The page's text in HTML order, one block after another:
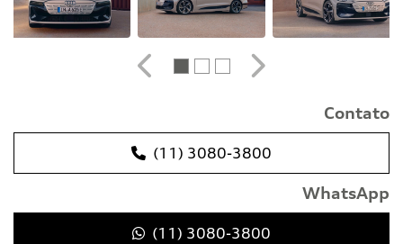
Anterior Próximo
Contato
(11) 3080-3800
WhatsApp
(11) 3080-3800